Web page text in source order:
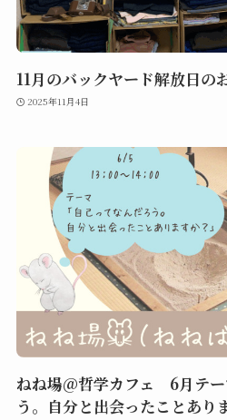
11月のバックヤード解放日の
2025年11月4日
ねね場@哲学カフェ 6月テ
う。自分と出会ったことあり